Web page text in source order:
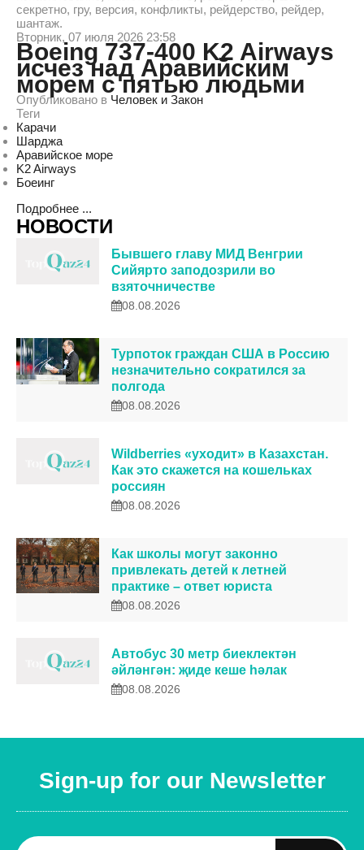
секретно, гру, версия, конфликты, рейдерство, рейдер,
шантаж.
Вторник, 07 июля 2026 23:58
Boeing 737-400 K2 Airways
исчез над Аравийским
морем с пятью людьми
Опубликовано в Человек и Закон
Теги
Карачи
Шарджа
Аравийское море
K2 Airways
Боеинг
Подробнее ...
НОВОСТИ
Бывшего главу МИД Венгрии
Сийярто заподозрили во
взяточничестве
08.08.2026
Турпоток граждан США в Россию
незначительно сократился за
полгода
08.08.2026
Wildberries «уходит» в Казахстан.
Как это скажется на кошельках
россиян
08.08.2026
Как школы могут законно
привлекать детей к летней
практике – ответ юриста
08.08.2026
Автобус 30 метр биеклектән
әйләнгән: җиде кеше һәлак
08.08.2026
Sign-up for our Newsletter